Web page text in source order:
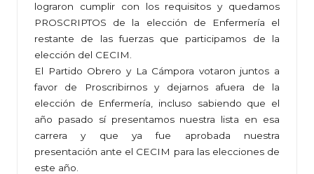
lograron cumplir con los requisitos y quedamos
PROSCRIPTOS de la elección de Enfermería el
restante de las fuerzas que participamos de la
elección del CECIM.
El Partido Obrero y La Cámpora votaron juntos a
favor de Proscribirnos y dejarnos afuera de la
elección de Enfermería, incluso sabiendo que el
año pasado sí presentamos nuestra lista en esa
carrera y que ya fue aprobada nuestra
presentación ante el CECIM para las elecciones de
este año.